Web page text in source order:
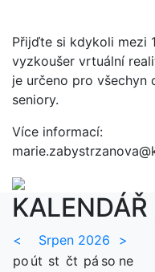
Přijďte si kdykoli mezi
vyzkoušer vrtuální
je určeno pro všechyn
seniory.
Více informací:
KALENDÁŘ
< Srpen 2026
>
po út st čt pá so ne